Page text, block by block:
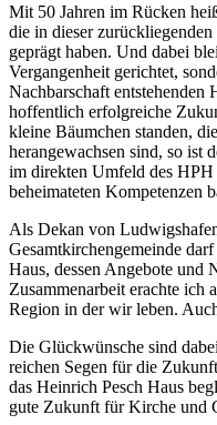
Mit 50 Jahren im Rücken
die in dieser
geprägt haben. Und dabei
Vergangenheit gerichtet,
Nachbarschaft entstehenden
hoffentlich erfolgreiche
kleine Bäumchen standen,
herangewachsen sind, so ist
im direkten Umfeld des HPH
beheimateten Kompetenzen
Als Dekan von
Gesamtkirchengemeinde
Haus, dessen Angebote und
Zusammenarbeit erachte ich
Region in der wir leben.
Die Glückwünsche sind
reichen Segen für die
das Heinrich Pesch Haus
gute Zukunft für Kirche und